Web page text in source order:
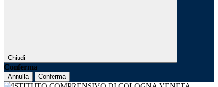
Chiudi
Conferma
Annulla Conferma